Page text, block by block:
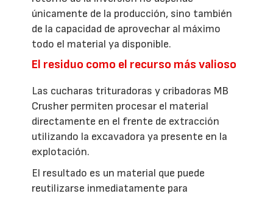
únicamente de la producción, sino también
de la capacidad de aprovechar al máximo
todo el material ya disponible.
El residuo como el recurso más valioso
Las cucharas trituradoras y cribadoras MB
Crusher permiten procesar el material
directamente en el frente de extracción
utilizando la excavadora ya presente en la
explotación.
El resultado es un material que puede
reutilizarse inmediatamente para